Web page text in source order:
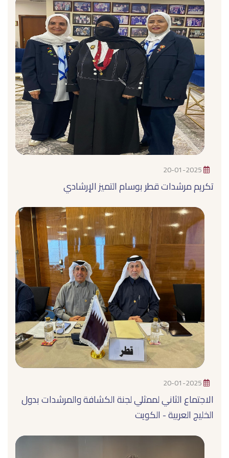
20-01-2025
تكريم مرشدات قطر بوسام التميز الإرشادي
20-01-2025
الاجتماع الثاني لممثلي لجنة الكشافة والمرشدات بدول
الخليج العربية - الكويت